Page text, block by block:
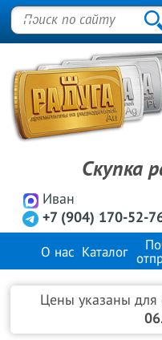
Иван
+7 (904) 170-52-
Скупка
О нас Каталог
Продажа
Цены указаны